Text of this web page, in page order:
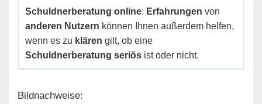
Schuldnerberatung online: Erfahrungen von
anderen Nutzern können Ihnen außerdem helfen,
wenn es zu klären gilt, ob eine
Schuldnerberatung seriös ist oder nicht.
Bildnachweise: